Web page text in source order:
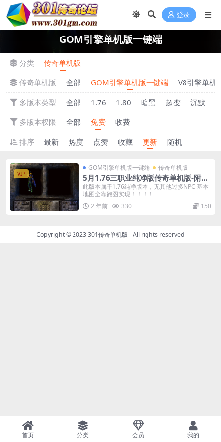
登录
GOM引擎单机版一键端
分类
传奇单机版
传奇单机版
全部 GOM引擎单机版一键端
V8引擎单机
多版本类型
全部 1.76 1.80 暗黑 超变 沉默
多版本权限
全部 免费
收费
排序
最新 热度 点赞 收藏 更新 随机
VIP
GOM引擎单机版一键端 传奇单机版
5月1.76三职业纯净版传奇单机版-附带
GM后台
此版本属于1.76纯净版本，无其他过多NPC 基本
地图全靠跑图实现！！！！
2 年前
330 150
Copyright © 2023301传奇单机版 - All rights reserved
首页 分类 会员 我的